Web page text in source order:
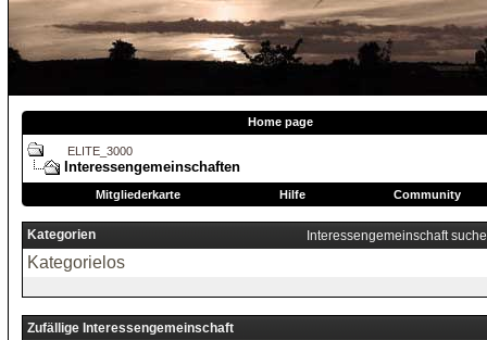
Home page
ELITE_3000
Interessengemeinschaften
Mitgliederkarte Hilfe Community
Interessengemeinschaft
Kategorien
Kategorielos
Zufällige Interessengemeinschaft